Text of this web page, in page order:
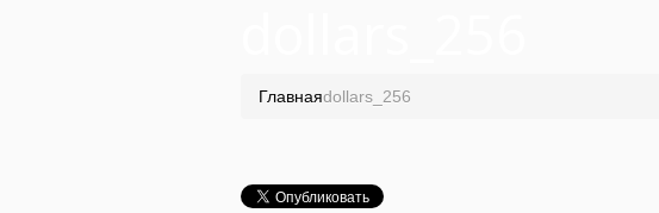
Главнаяdollars_256